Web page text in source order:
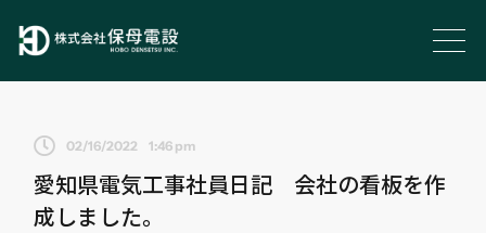
02/16/2022 1:46 pm
愛知県電気工事社員日記 会社の看板を作
成しました。